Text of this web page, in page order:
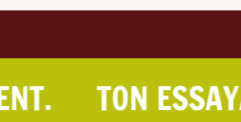
TON ESSAYAGE,